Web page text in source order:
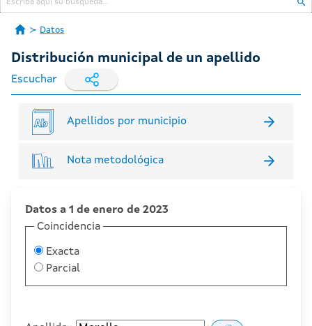
Datos
Distribución municipal de un apellido
Escuchar
Apellidos por municipio
Nota metodológica
Datos a 1 de enero de 2023
Coincidencia
Exacta
Parcial